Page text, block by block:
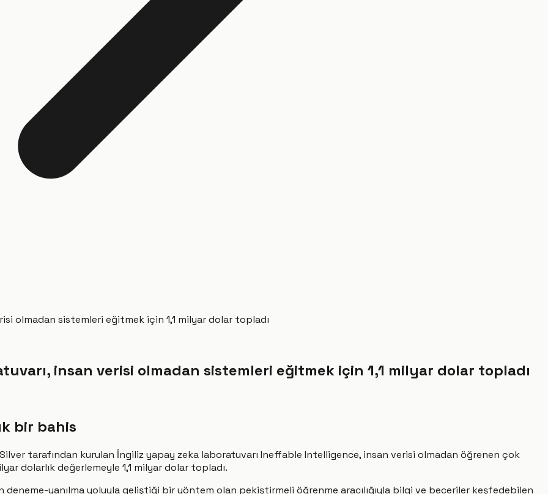
olmadan sistemleri eğitmek için 1,1 milyar dolar topladı
insan verisi olmadan sistemleri eğitmek için 1,1 milyar dolar topladı
bir bahis
tarafından kurulan İngiliz yapay zeka laboratuvarı Ineffable Intelligence, insan verisi olmadan öğrenen çok
dolarlık değerlemeyle 1,1 milyar dolar topladı.
yanılma yoluyla geliştiği bir yöntem olan pekiştirmeli öğrenme aracılığıyla bilgi ve beceriler keşfedebilen